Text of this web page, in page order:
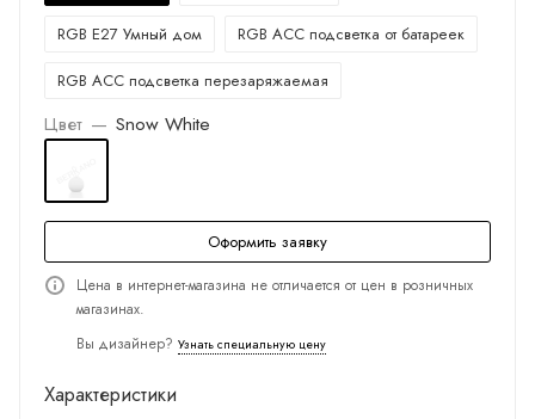
RGB E27 Умный дом RGB ACC подсветка от батареек
RGB ACC подсветка перезаряжаемая
Цвет — Snow White
Оформить заявку
Цена в интернет-магазина не отличается от цен в розничных
магазинах.
Вы дизайнер? Узнать специальную цену
Характеристики